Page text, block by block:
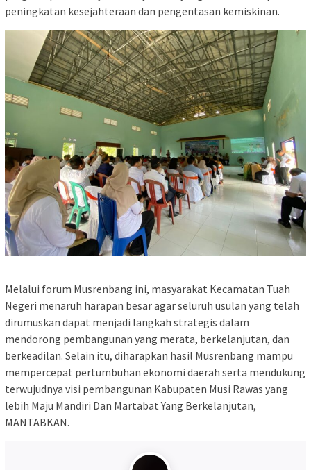
peningkatan kesejahteraan dan pengentasan kemiskinan.
Melalui forum Musrenbang ini, masyarakat Kecamatan Tuah
Negeri menaruh harapan besar agar seluruh usulan yang telah
dirumuskan dapat menjadi langkah strategis dalam
mendorong pembangunan yang merata, berkelanjutan, dan
berkeadilan. Selain itu, diharapkan hasil Musrenbang mampu
mempercepat pertumbuhan ekonomi daerah serta mendukung
terwujudnya visi pembangunan Kabupaten Musi Rawas yang
lebih Maju Mandiri Dan Martabat Yang Berkelanjutan,
MANTABKAN.